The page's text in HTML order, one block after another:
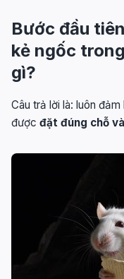
Bước đầu
kẻ ngốc
gì?
Câu trả lời là: luôn
được đặt đúng chỗ